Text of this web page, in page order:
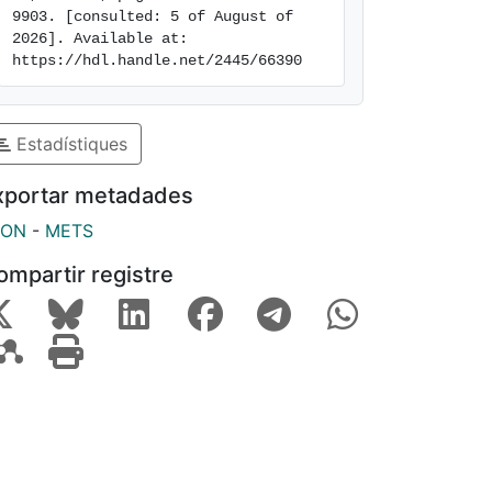
9903. [consulted: 5 of August of
2026]. Available at:
https://hdl.handle.net/2445/66390
Estadístiques
metadades
- METS
registre